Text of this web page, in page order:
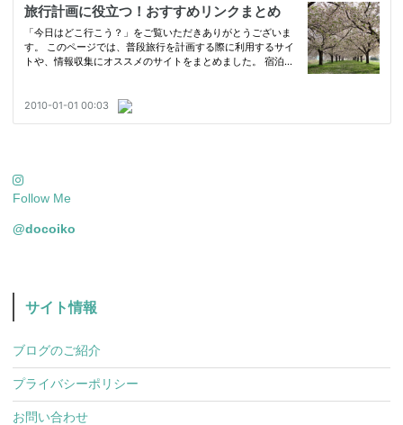
Follow Me
@docoiko
サイト情報
ブログのご紹介
プライバシーポリシー
お問い合わせ